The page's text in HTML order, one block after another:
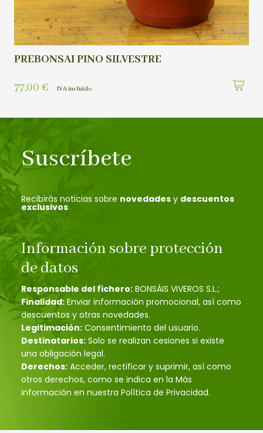
PREBONSAI PINO SILVESTRE
77,00 € IVA incluído
Suscríbete
Recibirás noticias sobre novedades y descuentos
exclusivos
Información sobre protección
de datos
Responsable del fichero: BONSÁIS VIVEROS S.L.;
Finalidad: Enviar información promocional, así como
descuentos y otras novedades.
Legitimación: Consentimiento del usuario.
Destinatarios: Solo se realizan cesiones si existe
una obligación legal.
Derechos: Acceder, rectificar y suprimir, así como
otros derechos, como se indica en la Más
información en nuestra Política de Privacidad.